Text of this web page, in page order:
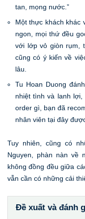
tan, mọng nước.”
Một thực khách khác
ngon, mọi thứ đều
với lớp vỏ giòn rụm,
cũng có ý kiến về
lâu.
Tu Hoan Duong
nhiệt tình và lanh lợi,
order gì, bạn đã
nhân viên tại đây
Tuy nhiên, cũng có
Nguyen, phàn nàn về
không đồng đều giữa
vẫn cần có những cải
Đề xuất và đánh